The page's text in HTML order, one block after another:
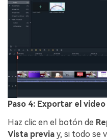
Paso 4: Exportar el
Haz clic en el botón de
Vista previa y, si todo se